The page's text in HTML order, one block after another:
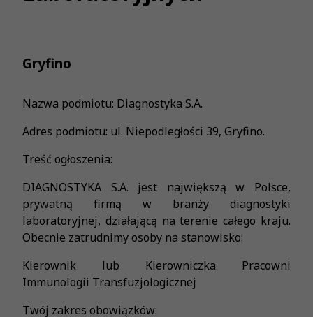
Gryfino
Nazwa podmiotu: Diagnostyka S.A.
Adres podmiotu: ul. Niepodległości 39, Gryfino.
Treść ogłoszenia:
DIAGNOSTYKA S.A. jest największą w Polsce,
prywatną firmą w branży diagnostyki
laboratoryjnej, działającą na terenie całego kraju.
Obecnie zatrudnimy osoby na stanowisko:
Kierownik lub Kierowniczka Pracowni
Immunologii Transfuzjologicznej
Twój zakres obowiązków: